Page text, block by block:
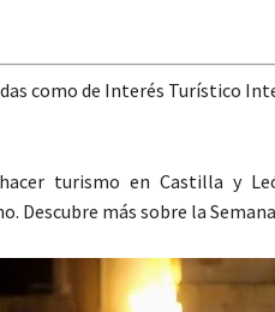
como de Interés Turístico
turismo en Castilla y
más sobre la